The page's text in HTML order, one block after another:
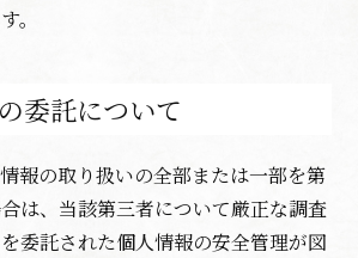
。
委託について
報の取り扱いの全部または一部を第
は、当該第三者について厳正な調査
委託された個人情報の安全管理が図